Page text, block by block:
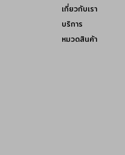
เกี่ยวกับเรา
บริการ
หมวดสินค้า